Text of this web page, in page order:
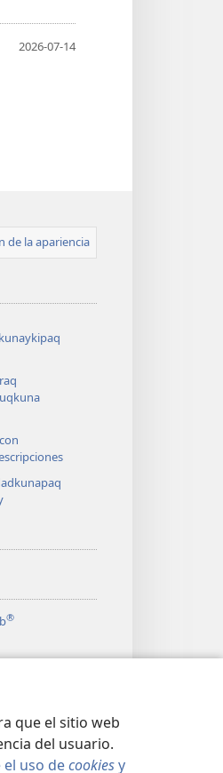
que el sitio web
del usuario.
uso decookiesy
2026-07-14
de la apariencia
®